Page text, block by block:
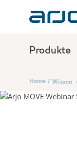
Produkte
Home / Wissen